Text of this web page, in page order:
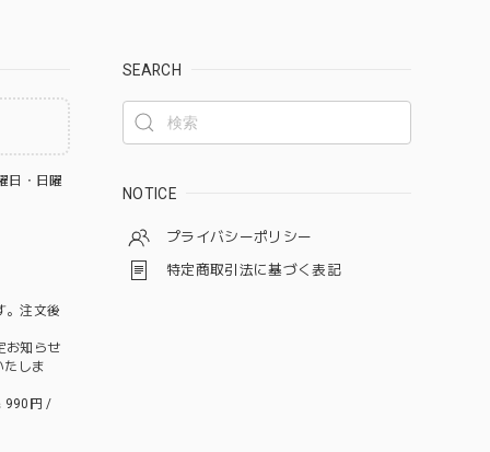
日・日曜
。注文後
お知らせ
たしま
990円 /
SEARCH
NOTICE
プライバシーポリシー
特定商取引法に基づく表記